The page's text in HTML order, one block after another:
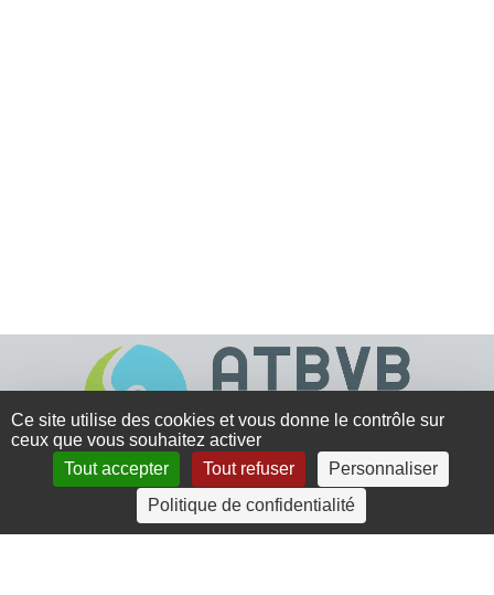
4 rue Crec’h-Ugen
22810 Belle Isle en Terre
Ce site utilise des cookies et vous donne le contrôle sur
ceux que vous souhaitez activer
Tout accepter
Tout refuser
Personnaliser
Politique de confidentialité